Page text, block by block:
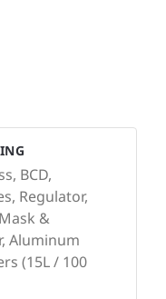
BCD,
Regulator,
&
Aluminum
(15L / 100